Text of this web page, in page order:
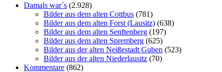
Damals war´s (2.928)
Bilder aus dem alten Cottbus (781)
Bilder aus dem alten Forst (Lausitz) (638)
Bilder aus dem alten Senftenberg (197)
Bilder aus dem alten Spremberg (625)
Bilder aus der alten Neißestadt Guben (523)
Bilder aus der alten Niederlausitz (70)
Kommentare (862)